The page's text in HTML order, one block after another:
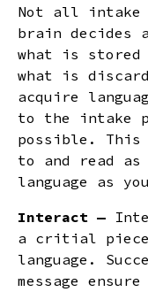
Not all intake
brain decides
what is stored
what is
acquire
to the intake
possible. This
to and read
language as
Interact —
a critial piece
language.
message